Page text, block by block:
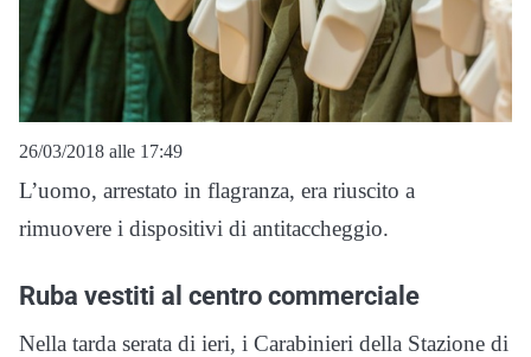
26/03/2018 alle 17:49
L’uomo, arrestato in flagranza, era riuscito a
rimuovere i dispositivi di antitaccheggio.
Ruba vestiti al centro commerciale
Nella tarda serata di ieri, i Carabinieri della Stazione di